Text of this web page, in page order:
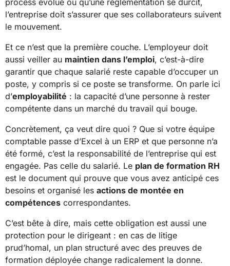
process évolue ou qu’une réglementation se durcit,
l’entreprise doit s’assurer que ses collaborateurs suivent
le mouvement.
Et ce n’est que la première couche. L’employeur doit
aussi veiller au maintien dans l’emploi, c’est-à-dire
garantir que chaque salarié reste capable d’occuper un
poste, y compris si ce poste se transforme. On parle ici
d’employabilité : la capacité d’une personne à rester
compétente dans un marché du travail qui bouge.
Concrètement, ça veut dire quoi ? Que si votre équipe
comptable passe d’Excel à un ERP et que personne n’a
été formé, c’est la responsabilité de l’entreprise qui est
engagée. Pas celle du salarié. Le plan de formation RH
est le document qui prouve que vous avez anticipé ces
besoins et organisé les actions de montée en
compétences correspondantes.
C’est bête à dire, mais cette obligation est aussi une
protection pour le dirigeant : en cas de litige
prud’homal, un plan structuré avec des preuves de
formation déployée change radicalement la donne.